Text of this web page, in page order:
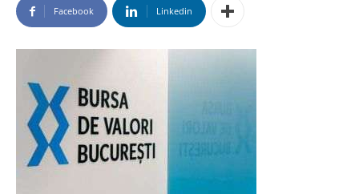
Facebook Linkedin